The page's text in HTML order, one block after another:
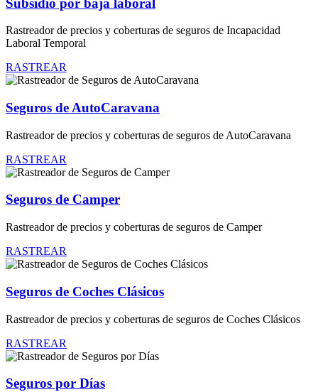
Rastreador de precios y coberturas de seguros de Incapacidad
Laboral Temporal
RASTREAR
Seguros de AutoCaravana
Rastreador de precios y coberturas de seguros de AutoCaravana
RASTREAR
Seguros de Camper
Rastreador de precios y coberturas de seguros de Camper
RASTREAR
Seguros de Coches Clásicos
Rastreador de precios y coberturas de seguros de Coches Clásicos
RASTREAR
Seguros por Días